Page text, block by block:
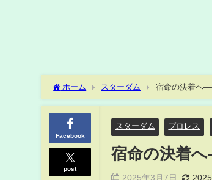
ホーム スターダム 宿命の決着へ
Facebook
post
スターダム プロレス
宿命の決着
2025年3月7日